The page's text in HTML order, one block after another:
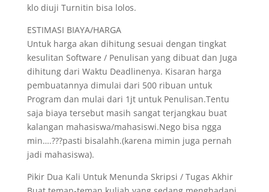
klo diuji Turnitin bisa lolos.
ESTIMASI BIAYA/HARGA
Untuk harga akan dihitung sesuai dengan tingkat
kesulitan Software / Penulisan yang dibuat dan Juga
dihitung dari Waktu Deadlinenya. Kisaran harga
pembuatannya dimulai dari 500 ribuan untuk
Program dan mulai dari 1jt untuk Penulisan.Tentu
saja biaya tersebut masih sangat terjangkau buat
kalangan mahasiswa/mahasiswi.Nego bisa ngga
min….???pasti bisalahh.(karena mimin juga pernah
jadi mahasiswa).
Pikir Dua Kali Untuk Menunda Skripsi / Tugas Akhir